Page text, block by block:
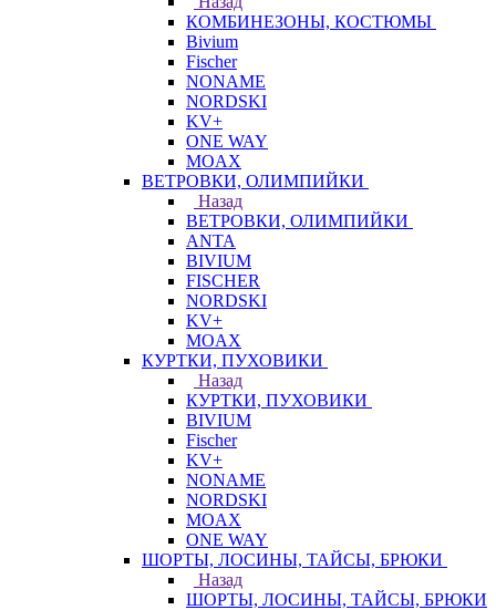
КОМБИНЕЗОНЫ, КОСТЮМЫ
Bivium
Fischer
NONAME
NORDSKI
KV+
ONE WAY
MOAX
ВЕТРОВКИ, ОЛИМПИЙКИ
Назад
ВЕТРОВКИ, ОЛИМПИЙКИ
ANTA
BIVIUM
FISCHER
NORDSKI
KV+
MOAX
КУРТКИ, ПУХОВИКИ
Назад
КУРТКИ, ПУХОВИКИ
BIVIUM
Fischer
KV+
NONAME
NORDSKI
MOAX
ONE WAY
ШОРТЫ, ЛОСИНЫ, ТАЙСЫ, БРЮКИ
Назад
ШОРТЫ, ЛОСИНЫ, ТАЙСЫ, БРЮКИ